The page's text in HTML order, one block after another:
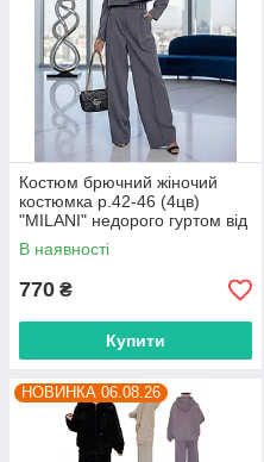
Костюм брючний жіночий
костюмка р.42-46 (4цв)
"MILANI" недорого гуртом від
прямого постачальника
В наявності
770 ₴
Купити
НОВИНКА 06.08.26